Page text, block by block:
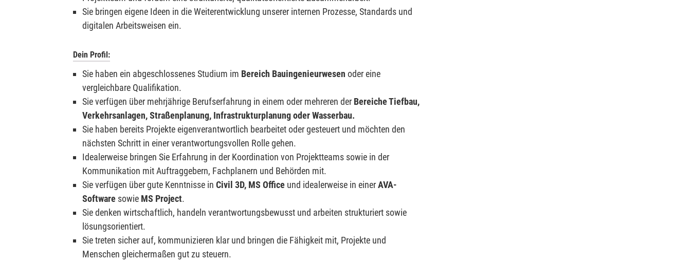
Sie bringen eigene Ideen in die Weiterentwicklung unserer internen Prozesse, Standards und
digitalen Arbeitsweisen ein.
Dein Profil:
Sie haben ein abgeschlossenes Studium im Bereich Bauingenieurwesen oder eine
vergleichbare Qualifikation.
Sie verfügen über mehrjährige Berufserfahrung in einem oder mehreren der Bereiche Tiefbau,
Verkehrsanlagen, Straßenplanung, Infrastrukturplanung oder Wasserbau.
Sie haben bereits Projekte eigenverantwortlich bearbeitet oder gesteuert und möchten den
nächsten Schritt in einer verantwortungsvollen Rolle gehen.
Idealerweise bringen Sie Erfahrung in der Koordination von Projektteams sowie in der
Kommunikation mit Auftraggebern, Fachplanern und Behörden mit.
Sie verfügen über gute Kenntnisse in Civil 3D, MS Office und idealerweise in einerAVA-
Software sowie MS Project.
Sie denken wirtschaftlich, handeln verantwortungsbewusst und arbeiten strukturiert sowie
lösungsorientiert.
Sie treten sicher auf, kommunizieren klar und bringen die Fähigkeit mit, Projekte und
Menschen gleichermaßen gut zu steuern.